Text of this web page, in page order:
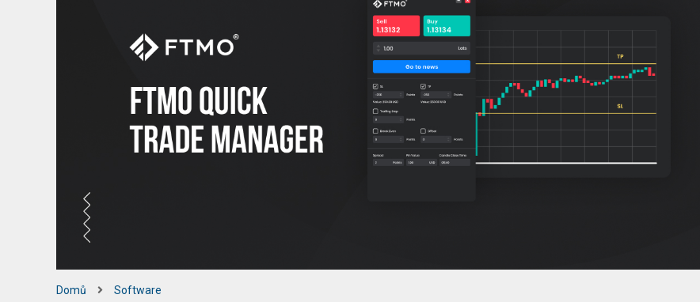
Domů Software